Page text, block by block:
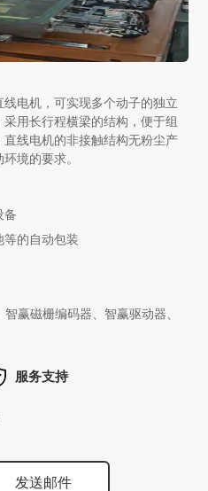
电机，可实现多个动子的独立
用长行程横梁的结构，便于组
线电机的非接触结构无粉尘产
境的要求。
备
等的自动包装
赢磁栅编码器、智赢驱动器、
服务支持
发送邮件